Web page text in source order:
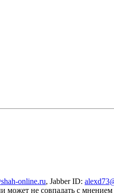
online.ru, Jabber ID:
может не совпадать с мнением